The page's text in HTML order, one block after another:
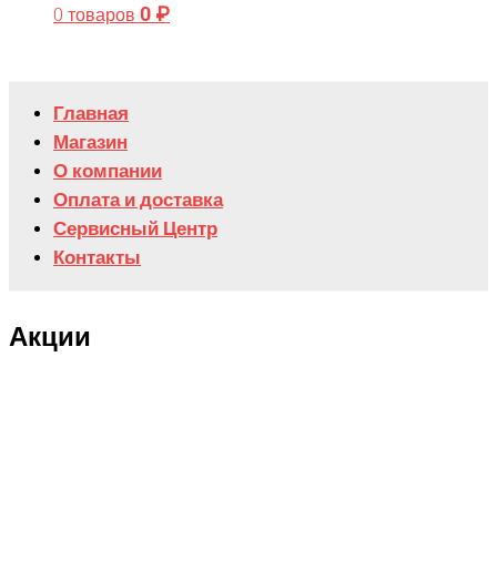
0 товаров 0 ₽
Главная
Магазин
О компании
Оплата и доставка
Сервисный Центр
Контакты
Акции